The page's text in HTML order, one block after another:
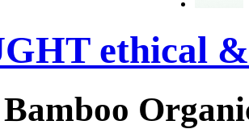
ethical
Bamboo